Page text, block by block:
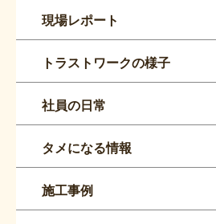
現場レポート
トラストワークの様子
社員の日常
タメになる情報
施工事例